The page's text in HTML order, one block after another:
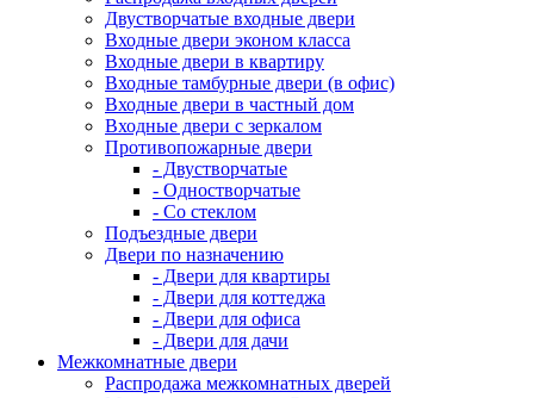
Двустворчатые входные двери
Входные двери эконом класса
Входные двери в квартиру
Входные тамбурные двери (в офис)
Входные двери в частный дом
Входные двери с зеркалом
Противопожарные двери
- Двустворчатые
- Одностворчатые
- Со стеклом
Подъездные двери
Двери по назначению
- Двери для квартиры
- Двери для коттеджа
- Двери для офиса
- Двери для дачи
Межкомнатные двери
Распродажа межкомнатных дверей